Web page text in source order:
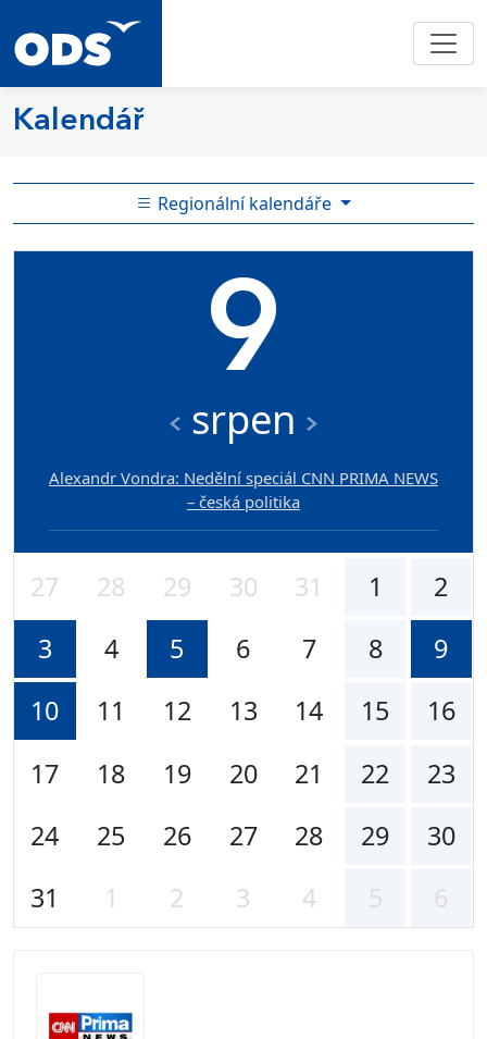
Kalendář
Regionální kalendáře
9
srpen
Alexandr Vondra: Nedělní speciál CNN PRIMA NEWS
– česká politika
27 28 29 30 31 1
2
3
4 5 6 7 8
9
10
11 12 13 14 15
16
17
18 19 20 21 22
23
24
25 26 27 28 29
30
31
1 2 3 4 5 6